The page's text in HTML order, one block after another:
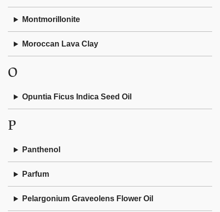
Montmorillonite
Moroccan Lava Clay
O
Opuntia Ficus Indica Seed Oil
P
Panthenol
Parfum
Pelargonium Graveolens Flower Oil